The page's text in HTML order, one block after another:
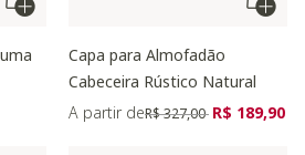
Capa para Almofadão
Cabeceira Rústico Natural
A partir dePreço reduzido de
R$ 327,00 para
R$ 189,90